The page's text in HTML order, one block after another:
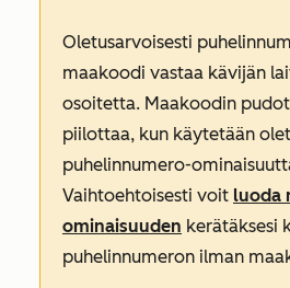
Oletusarvoisesti
maakoodi vastaa kävijän
osoitetta. Maakoodin
piilottaa, kun käytetään
puhelinnumero-
Vaihtoehtoisesti voit luoda
ominaisuuden kerätäksesi
puhelinnumeron ilman